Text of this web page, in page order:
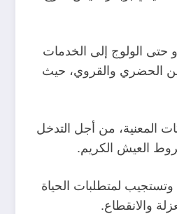
حتى الولوج إلى الخدمات
الحضري والقروي، حيث
المعنية، من أجل التدخل
العيش الكريم.
لمتطلبات الحياة
والانقطاع.